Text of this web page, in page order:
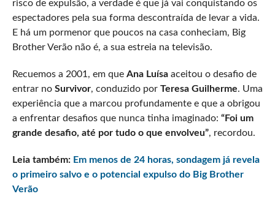
risco de expulsão, a verdade é que já vai conquistando os
espectadores pela sua forma descontraída de levar a vida.
E há um pormenor que poucos na casa conheciam, Big
Brother Verão não é, a sua estreia na televisão.
Recuemos a 2001, em que Ana Luísaaceitou o desafio de
entrar no Survivor, conduzido por Teresa Guilherme. Uma
experiência que a marcou profundamente e que a obrigou
a enfrentar desafios que nunca tinha imaginado: “Foi um
grande desafio, até por tudo o que envolveu”, recordou.
Leia também: Em menos de 24 horas, sondagem já revela
o primeiro salvo e o potencial expulso do Big Brother
Verão